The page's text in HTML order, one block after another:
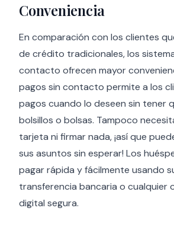
Conveniencia
En comparación con los clientes
de crédito tradicionales, los
contacto ofrecen mayor
pagos sin contacto permite a los
pagos cuando lo deseen sin tener
bolsillos o bolsas. Tampoco
tarjeta ni firmar nada, ¡así que
sus asuntos sin esperar! Los
pagar rápida y fácilmente usando
transferencia bancaria o cualquier
digital segura.